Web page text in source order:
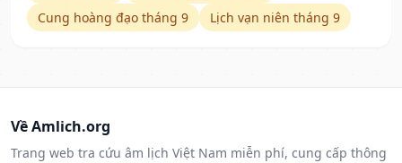
Cung hoàng đạo tháng 9
Lịch vạn niên tháng 9
Về Amlich.org
Trang web tra cứu âm lịch Việt Nam miễn phí, cung cấp thông